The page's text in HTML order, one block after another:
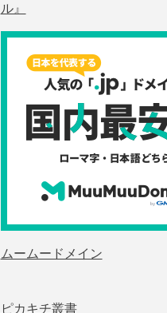
ル』
ムームードメイン
ピカキチ叢書